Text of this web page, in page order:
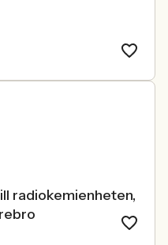
radiokemienheten,